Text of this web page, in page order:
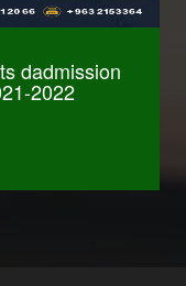
dadmission
2022